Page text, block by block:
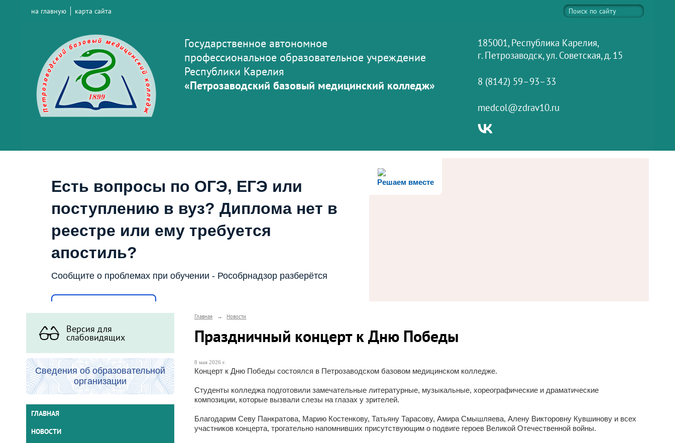
на главную карта сайта
Государственное автономное
профессиональное образовательное учреждение
Республики Карелия
«Петрозаводский базовый медицинский колледж»
185001, Республика Карелия,
г. Петрозаводск, ул. Советская, д. 15
8 (8142) 59–93–33
medcol@zdrav10.ru
Решаем вместе
Есть вопросы по ОГЭ, ЕГЭ или
поступлению в вуз? Диплома нет в
реестре или ему требуется
апостиль?
Сообщите о проблемах при обучении - Рособрнадзор разберётся
Версия для
слабовидящих
Сведения об образовательной
организации
ГЛАВНАЯ
НОВОСТИ
Главная → Новости
Праздничный концерт к Дню Победы
8 мая 2026 г.
Концерт к Дню Победы состоялся в Петрозаводском базовом медицинском колледже.
Студенты колледжа подготовили замечательные литературные, музыкальные, хореографические и драматические
композиции, которые вызвали слезы на глазах у зрителей.
Благодарим Севу Панкратова, Марию Костенкову, Татьяну Тарасову, Амира Смышляева, Алену Викторовну Кувшинову и всех
участников концерта, трогательно напомнивших присутствующим о подвиге героев Великой Отечественной войны.